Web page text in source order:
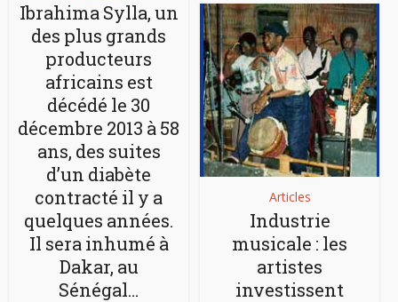
Ibrahima Sylla, un
des plus grands
producteurs
africains est
décédé le 30
décembre 2013 à 58
ans, des suites
d’un diabète
contracté il y a
quelques années.
Il sera inhumé à
Dakar, au
Sénégal…
Articles
Industrie
musicale : les
artistes
investissent